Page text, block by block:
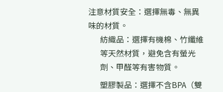
注意材質安全：選擇無毒、無異
味的材質。
紡織品：選擇有機棉、竹纖維
等天然材質，避免含有螢光
劑、甲醛等有害物質。
塑膠製品：選擇不含BPA（雙